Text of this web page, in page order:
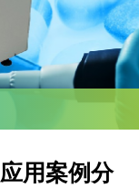
用案例分